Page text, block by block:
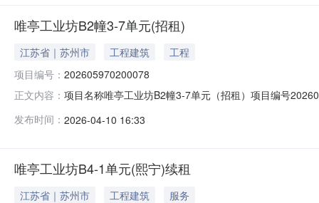
唯亭工业坊B2幢3-7单元(招租)
江苏省｜苏州市 工程建筑
工程
项目编号： 202605970200078
正文内容： 项目名称唯亭工业坊B2幢3-7单元（招租）项目编号
发布时间： 2026-04-10 16:33
唯亭工业坊B4-1单元(熙宁)续租
江苏省｜苏州市 工程建筑
服务